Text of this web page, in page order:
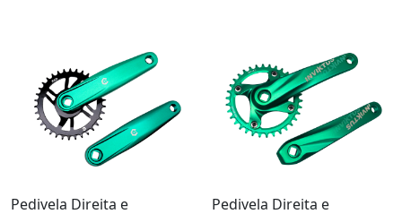
Pedivela Direita e Pedivela Direita e